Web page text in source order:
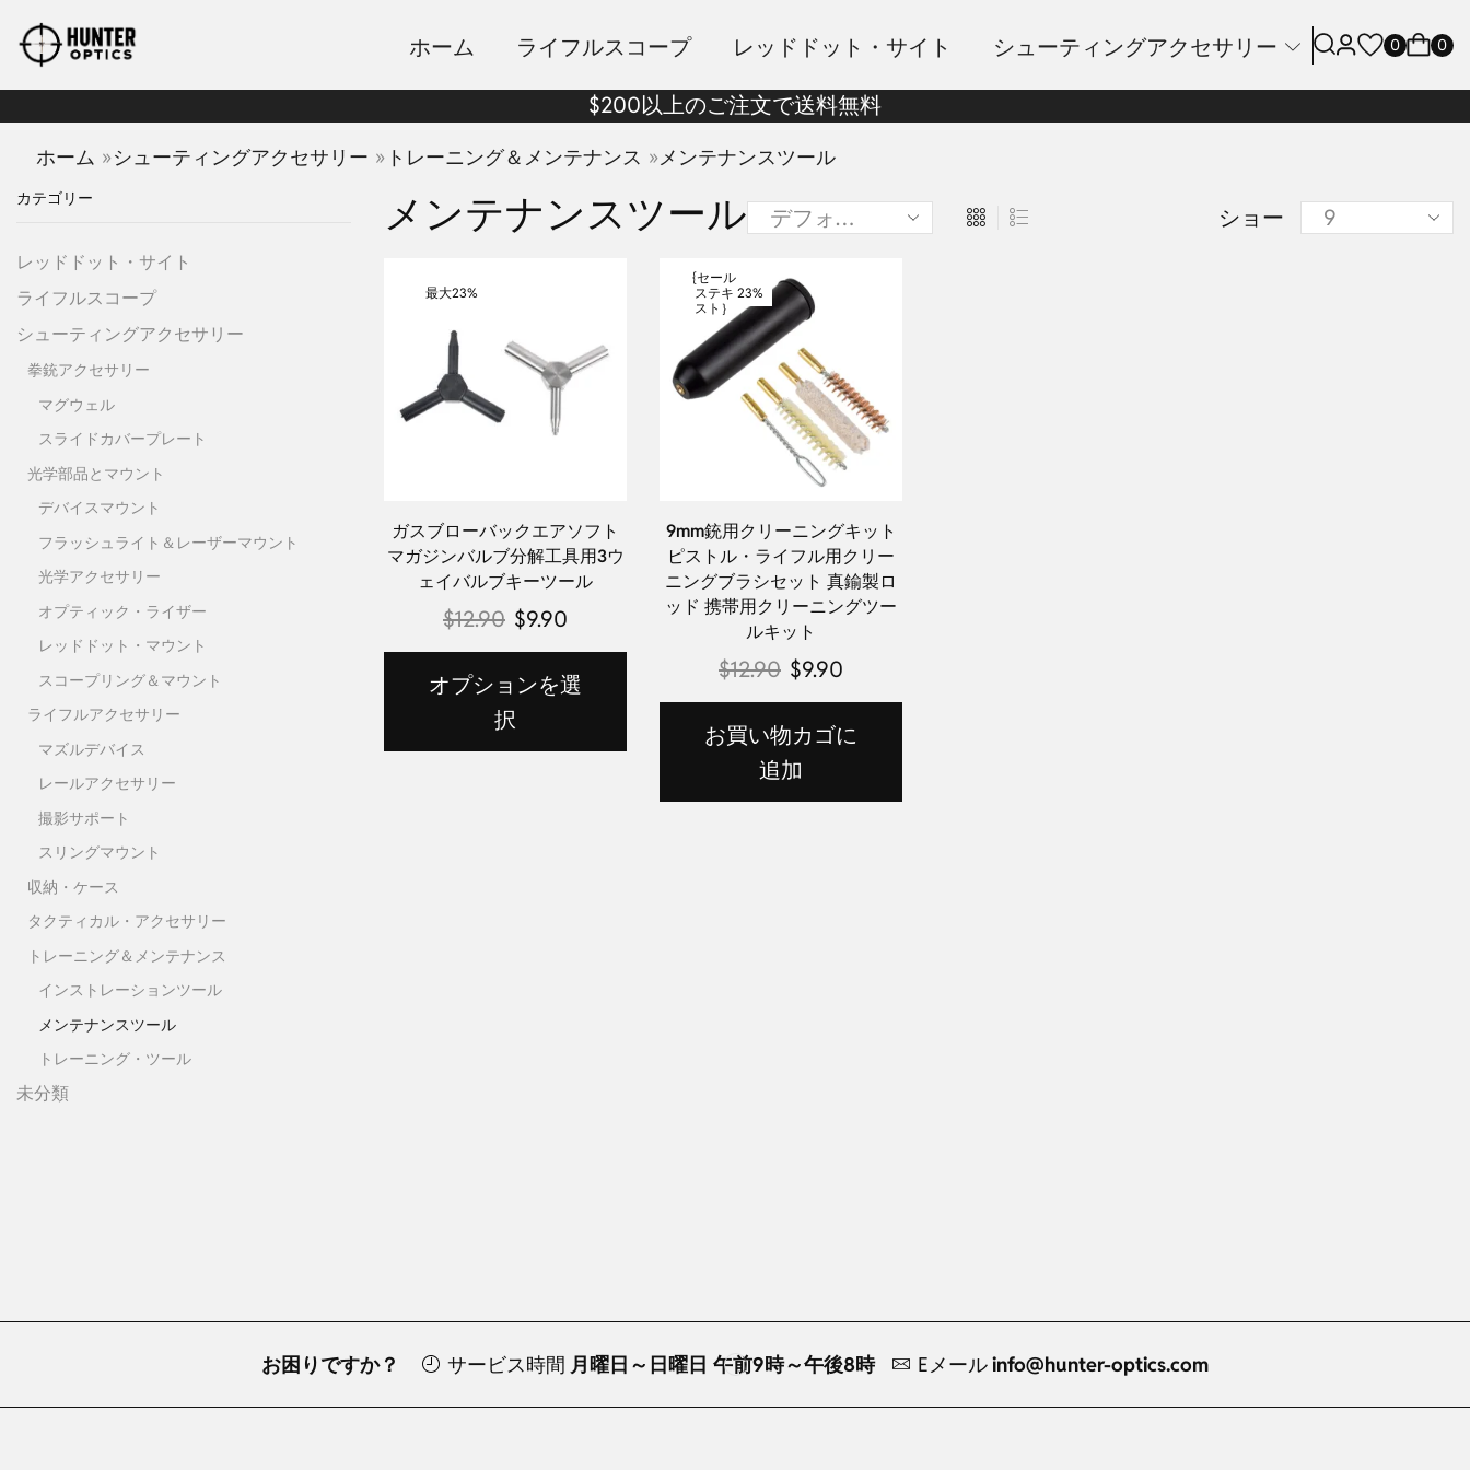
ホーム ライフルスコープ レッドドット・サイト シューティングアクセサリー 0 0
$200以上のご注文で送料無料
ホーム »シューティングアクセサリー » トレーニング＆メンテナンス »メンテナンスツール
メンテナンスツール ショー
最大23%
ガスブローバックエアソフト
マガジンバルブ分解工具用3ウ
ェイバルブキーツール
$12.90 $9.90
オプションを選
択
{セール
ステキ
スト｝
23%
9mm銃用クリーニングキット
ピストル・ライフル用クリー
ニングブラシセット 真鍮製ロ
ッド 携帯用クリーニングツー
ルキット
$12.90 $9.90
お買い物カゴに
追加
カテゴリー
レッドドット・サイト
ライフルスコープ
シューティングアクセサリー
拳銃アクセサリー
マグウェル
スライドカバープレート
光学部品とマウント
デバイスマウント
フラッシュライト＆レーザーマウント
光学アクセサリー
オプティック・ライザー
レッドドット・マウント
スコープリング＆マウント
ライフルアクセサリー
マズルデバイス
レールアクセサリー
撮影サポート
スリングマウント
収納・ケース
タクティカル・アクセサリー
トレーニング＆メンテナンス
インストレーションツール
メンテナンスツール
トレーニング・ツール
未分類
お困りですか？ サービス時間 月曜日～日曜日 午前9時～午後8時 Eメールinfo@hunter-optics.com